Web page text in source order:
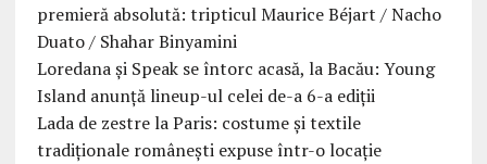
premieră absolută: tripticul Maurice Béjart / Nacho
Duato / Shahar Binyamini
Loredana și Speak se întorc acasă, la Bacău: Young
Island anunță lineup-ul celei de-a 6-a ediții
Lada de zestre la Paris: costume și textile
tradiționale românești expuse într-o locație